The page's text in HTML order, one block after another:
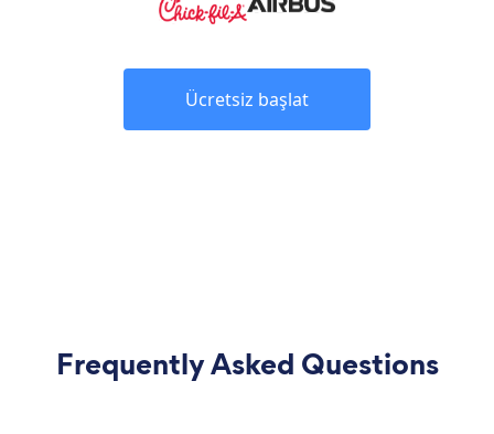
Ücretsiz başlat
Frequently Asked Questions